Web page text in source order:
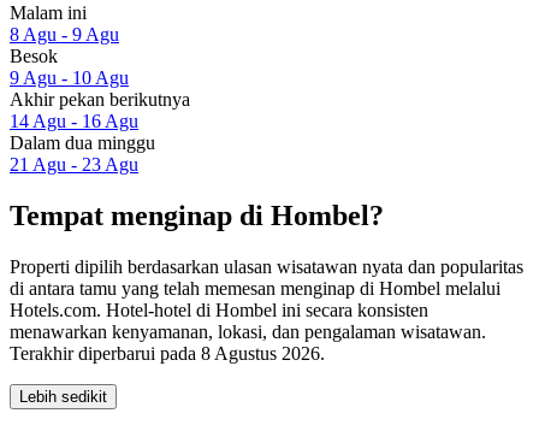
Malam ini
8 Agu - 9 Agu
Besok
9 Agu - 10 Agu
Akhir pekan berikutnya
14 Agu - 16 Agu
Dalam dua minggu
21 Agu - 23 Agu
Tempat menginap di Hombel?
Properti dipilih berdasarkan ulasan wisatawan nyata dan popularitas
di antara tamu yang telah memesan menginap di Hombel melalui
Hotels.com. Hotel-hotel di Hombel ini secara konsisten
menawarkan kenyamanan, lokasi, dan pengalaman wisatawan.
Terakhir diperbarui pada 8 Agustus 2026.
Lebih sedikit